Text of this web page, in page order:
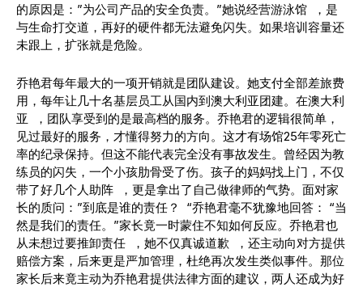
的原因是：”为公司产品的安全负责。”她说经营游泳馆 ，是
与生命打交道，再好的硬件都无法避免闪失。如果培训容量还
未跟上，扩张就是危险。
乔艳君每年最大的一项开销就是团队建设。她支付全部差旅费
用，每年让几十名基层员工从国内到澳大利亚团建。在澳大利
亚 ，团队享受到的是最高档的服务。乔艳君的逻辑很简单，
见过最好的服务，才懂得努力的方向。这才有场馆25年零死亡
率的纪录保持。但这不能代表完全没有事故发生。曾经因为教
练员的闪失，一个小孩肋骨受了伤。孩子的妈妈找上门，不仅
带了好几个人助阵 ，更是拿出了自己做律师的气势。面对家
长的质问：”到底是谁的责任？ “乔艳君毫不犹豫地回答： “当
然是我们的责任。”家长竟一时蒙住不知如何反应。乔艳君也
从未想过要推卸责任 ，她不仅真诚道歉 ，还主动向对方提供
赔偿方案，后来更是严加管理，杜绝再次发生类似事件。那位
家长后来竟主动为乔艳君提供法律方面的建议，两人还成为好